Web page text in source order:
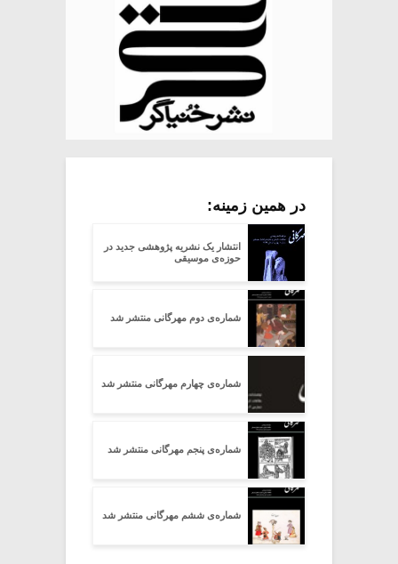
در همین زمینه:
انتشار یک نشریه پژوهشی جدید در
حوزه‌ی موسیقی
شماره‌ی دوم مهرگانی منتشر شد
شماره‌ی چهارم مهرگانی منتشر شد
شماره‌ی پنجم مهرگانی منتشر شد
شماره‌ی ششم مهرگانی منتشر شد